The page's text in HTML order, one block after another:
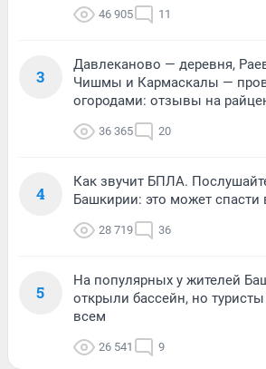
46 905 11
3
Давлеканово — деревня,
Чишмы и Кармаскалы —
огородами: отзывы на
36 365 20
4
Как звучит БПЛА.
Башкирии: это может
28 719 36
5
На популярных у жителей
открыли бассейн, но
всем
26 541 9